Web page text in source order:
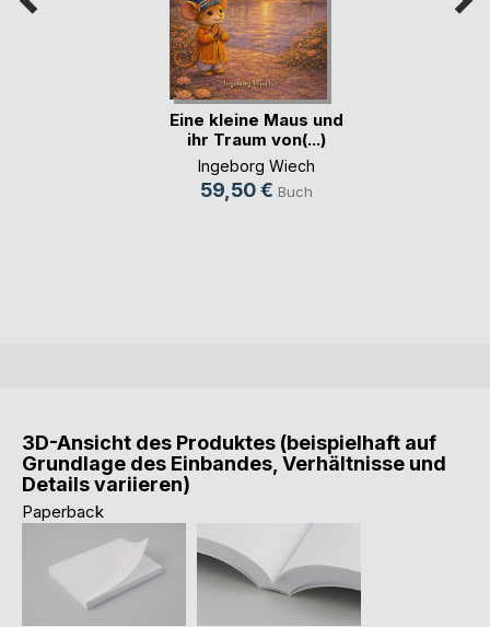
Eine kleine Maus und
ihr Traum von(...)
Ingeborg Wiech
59,50 € Buch
3D-Ansicht des Produktes (beispielhaft auf
Grundlage des Einbandes, Verhältnisse und
Details variieren)
Paperback